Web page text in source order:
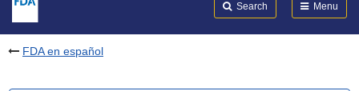
Search Menu
FDA en español